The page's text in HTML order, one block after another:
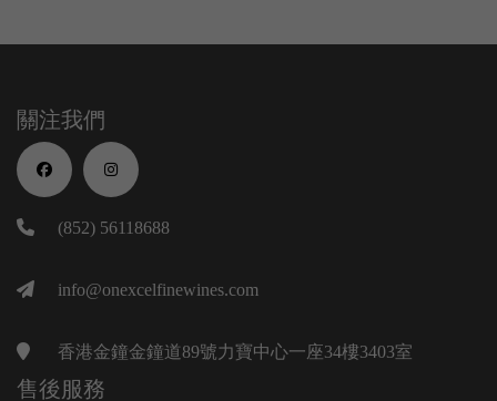
關注我們
(852) 56118688
info@onexcelfinewines.com
香港金鐘金鐘道89號力寶中心一座34樓3403室
售後服務